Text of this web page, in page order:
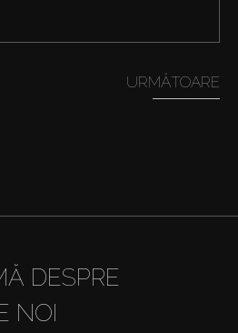
URMĂTOARE
DESPRE
NOI